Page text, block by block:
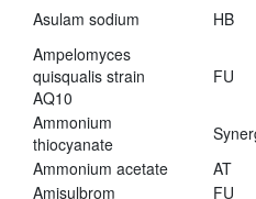
Asulam sodium HB
Ampelomyces
quisqualis strain
AQ10
FU
Ammonium
thiocyanate
Ammonium acetate
AT
Amisulbrom
FU